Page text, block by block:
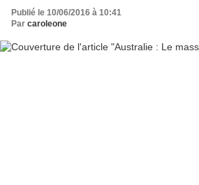
Publié le 10/06/2016 à 10:41
Par caroleone